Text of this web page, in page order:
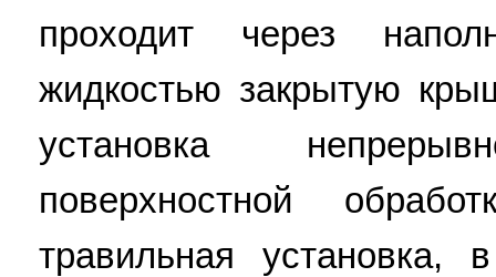
проходит через
жидкостью закрытую
установка
поверхностной
травильная установка,